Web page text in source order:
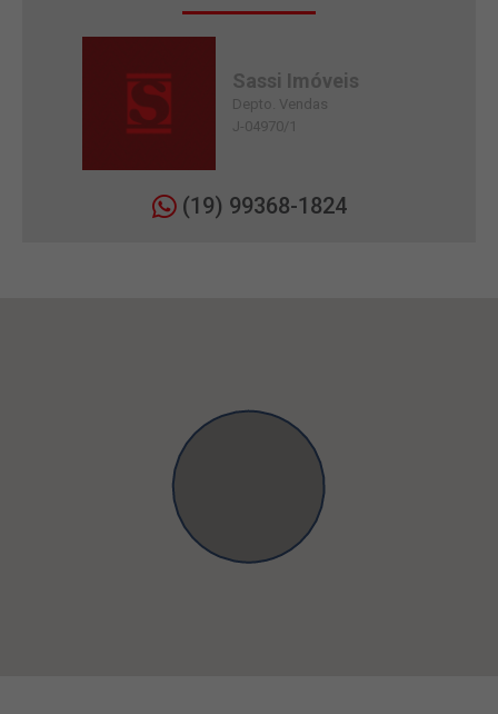
Sassi Imóveis
Depto. Vendas
J-04970/1
(19) 99368-1824